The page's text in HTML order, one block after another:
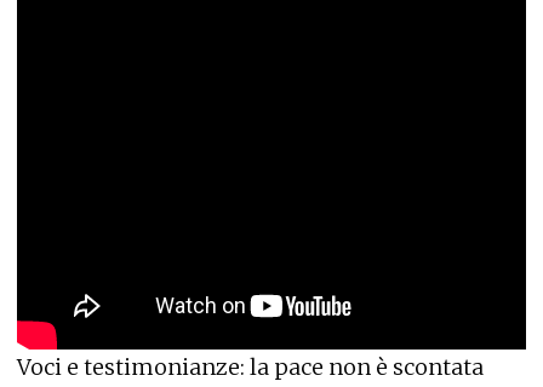
Voci e testimonianze: la pace non è scontata